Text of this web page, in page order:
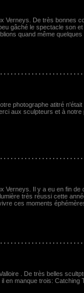
Verneys. De très bonnes
gâché le spectacle son
quand même
photographe atitré
aux sculpteurs et à notre
Verneys. Il y a eu en fin
très réussi cette
ces moments
. De très belles
en manque trois: